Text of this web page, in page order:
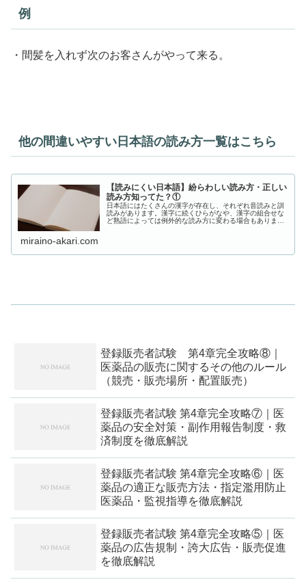
例
・間髪を入れず次のお客さんがやって来る。
他の間違いやすい日本語の読み方一覧はこちら
【読みにくい日本語】紛らわしい読み方・正しい
読み方知ってた？①
日本語にはたくさんの漢字が存在し、それぞれ音読みと訓
読みがあります。漢字に続くひらがなや、漢字の組合せな
ど熟語によっては例外的な読み方に変わる場合もありま
miraino-akari.com
登録販売者試験 第4章完全攻略⑧｜
医薬品の販売に関するその他のルール
（競売・販売場所・配置販売）
登録販売者試験 第4章完全攻略⑦｜医
薬品の安全対策・副作用報告制度・救
済制度を徹底解説
登録販売者試験 第4章完全攻略⑥｜医
薬品の適正な販売方法・指定濫用防止
医薬品・監視指導を徹底解説
登録販売者試験 第4章完全攻略⑤｜医
薬品の広告規制・誇大広告・販売促進
を徹底解説